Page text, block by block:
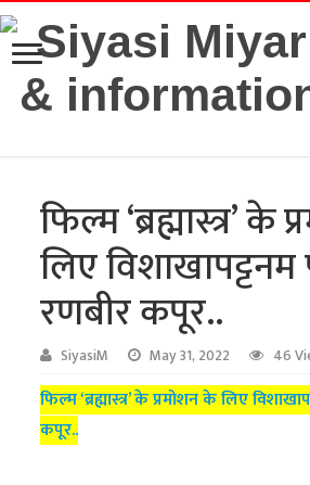
फिल्म ‘ब्रह्मास्त्र’ के
लिए
रणबीर कपूर..
SiyasiM May 31, 2022 46
फिल्म ‘ब्रह्मास्त्र’ के प्रमोशन के लिए
कपूर..